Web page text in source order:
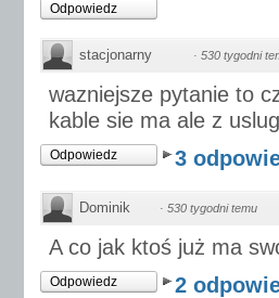
Odpowiedz
stacjonarny · 530 tygodni
wazniejsze pytanie to
kable sie ma ale z
Odpowiedz 3
Dominik · 530 tygodni temu
A co jak ktoś już ma
Odpowiedz 2